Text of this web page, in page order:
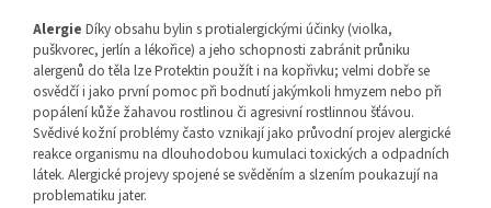
Alergie Díky obsahu bylin s protialergickými účinky (violka,
puškvorec, jerlín a lékořice) a jeho schopnosti zabránit průniku
alergenů do těla lze Protektin použít i na kopřivku; velmi dobře se
osvědčí i jako první pomoc při bodnutí jakýmkoli hmyzem nebo při
popálení kůže žahavou rostlinou či agresivní rostlinnou šťávou.
Svědivé kožní problémy často vznikají jako průvodní projev alergické
reakce organismu na dlouhodobou kumulaci toxických a odpadních
látek. Alergické projevy spojené se svěděním a slzením poukazují na
problematiku jater.